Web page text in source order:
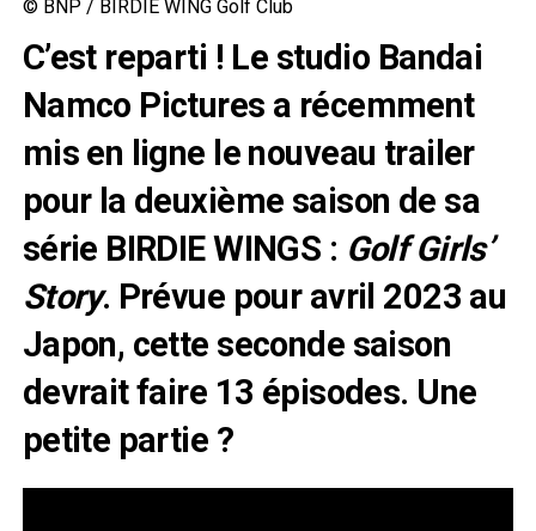
© BNP / BIRDIE WING Golf Club
C’est reparti ! Le studio Bandai
Namco Pictures a récemment
mis en ligne le nouveau trailer
pour la deuxième saison de sa
série BIRDIE WINGS : Golf Girls’
Story. Prévue pour avril 2023 au
Japon, cette seconde saison
devrait faire 13 épisodes. Une
petite partie ?